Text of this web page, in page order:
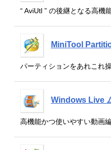
“ AviUtl ” の後継となる高機
MiniTool
パーティションをあれこれ
Windows Live
高機能かつ使いやすい動画